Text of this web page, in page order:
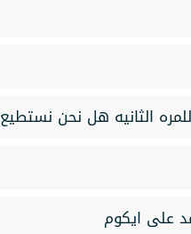
الثانيه هل نحن نستطيع
على ايكوم